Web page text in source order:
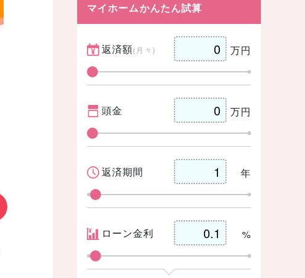
マイホームかんたん試算
返済額(月々) 万円
頭金 万円
返済期間 年
ローン金利 %